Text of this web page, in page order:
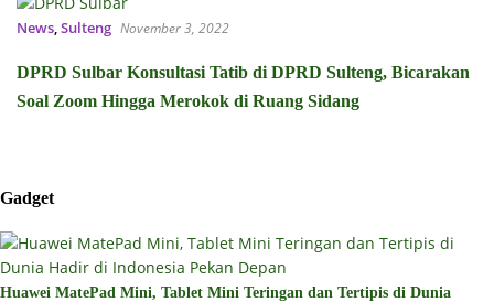
News,Sulteng November 3, 2022
DPRD Sulbar Konsultasi Tatib di DPRD Sulteng, Bicarakan
Soal Zoom Hingga Merokok di Ruang Sidang
Gadget
Huawei MatePad Mini, Tablet Mini Teringan dan Tertipis di Dunia